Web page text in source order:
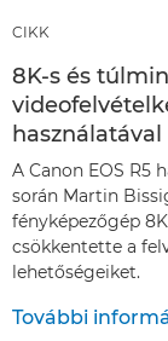
CIKK
8K-s és
használatával
A Canon EOS R5
során Martin
fényképezőgép
csökkentette a
lehetőségeiket.
További